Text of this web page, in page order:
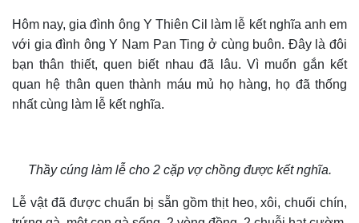
Hôm nay, gia đình ông Y Thiên Cil làm lễ kết nghĩa anh em
với gia đình ông Y Nam Pan Ting ở cùng buôn. Đây là đôi
bạn thân thiết, quen biết nhau đã lâu. Vì muốn gắn kết
quan hệ thân quen thành máu mủ họ hàng, họ đã thống
nhất cùng làm lễ kết nghĩa.
Thầy cúng làm lễ cho 2 cặp vợ chồng được kết nghĩa.
Lễ vật đã được chuẩn bị sẵn gồm thịt heo, xôi, chuối chín,